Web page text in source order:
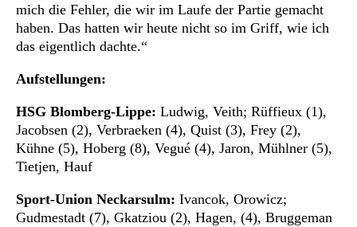
mich die Fehler, die wir im Laufe der Partie gemacht
haben. Das hatten wir heute nicht so im Griff, wie ich
das eigentlich dachte.“
Aufstellungen:
HSG Blomberg-Lippe: Ludwig, Veith; Rüffieux (1),
Jacobsen (2), Verbraeken (4), Quist (3), Frey (2),
Kühne (5), Hoberg (8), Vegué (4), Jaron, Mühlner (5),
Tietjen, Hauf
Sport-Union Neckarsulm: Ivancok, Orowicz;
Gudmestadt (7), Gkatziou (2), Hagen, (4), Bruggeman